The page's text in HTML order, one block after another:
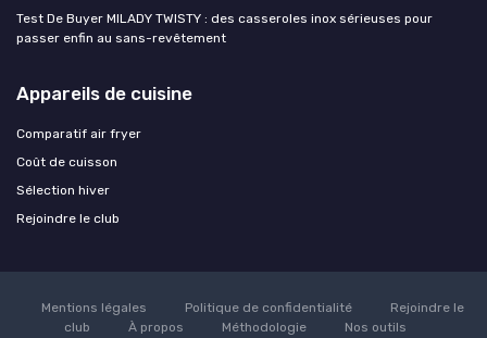
Test De Buyer MILADY TWISTY : des casseroles inox sérieuses pour
passer enfin au sans-revêtement
Appareils de cuisine
Comparatif air fryer
Coût de cuisson
Sélection hiver
Rejoindre le club
Mentions légales Politique de confidentialité
Rejoindre le
club
À propos Méthodologie
Nos outils